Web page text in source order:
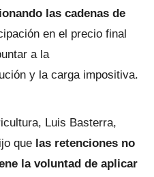
las cadenas de
en el precio final
a la
y la carga impositiva.
Luis Basterra,
que las retenciones no
la voluntad de aplicar